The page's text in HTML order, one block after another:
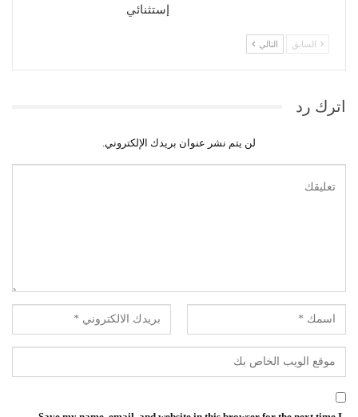
إستثنائي
السابق التالي
اترك رد
لن يتم نشر عنوان بريدك الإلكتروني.